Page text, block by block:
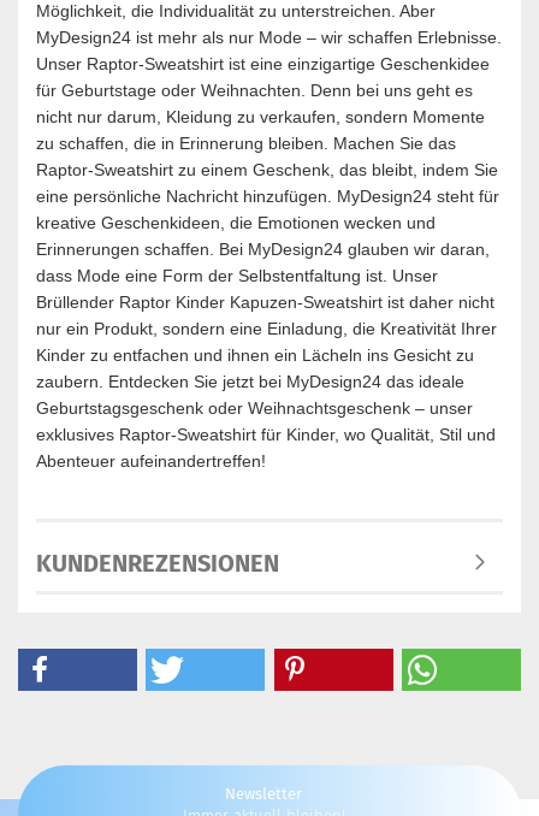
Möglichkeit, die Individualität zu unterstreichen. Aber
MyDesign24 ist mehr als nur Mode – wir schaffen Erlebnisse.
Unser Raptor-Sweatshirt ist eine einzigartige Geschenkidee
für Geburtstage oder Weihnachten. Denn bei uns geht es
nicht nur darum, Kleidung zu verkaufen, sondern Momente
zu schaffen, die in Erinnerung bleiben. Machen Sie das
Raptor-Sweatshirt zu einem Geschenk, das bleibt, indem Sie
eine persönliche Nachricht hinzufügen. MyDesign24 steht für
kreative Geschenkideen, die Emotionen wecken und
Erinnerungen schaffen. Bei MyDesign24 glauben wir daran,
dass Mode eine Form der Selbstentfaltung ist. Unser
Brüllender Raptor Kinder Kapuzen-Sweatshirt ist daher nicht
nur ein Produkt, sondern eine Einladung, die Kreativität Ihrer
Kinder zu entfachen und ihnen ein Lächeln ins Gesicht zu
zaubern. Entdecken Sie jetzt bei MyDesign24 das ideale
Geburtstagsgeschenk oder Weihnachtsgeschenk – unser
exklusives Raptor-Sweatshirt für Kinder, wo Qualität, Stil und
Abenteuer aufeinandertreffen!
KUNDENREZENSIONEN
Newsletter